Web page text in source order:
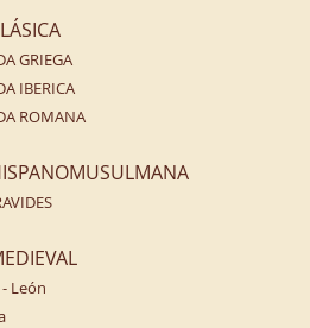
GRIEGA
IBERICA
ROMANA
León